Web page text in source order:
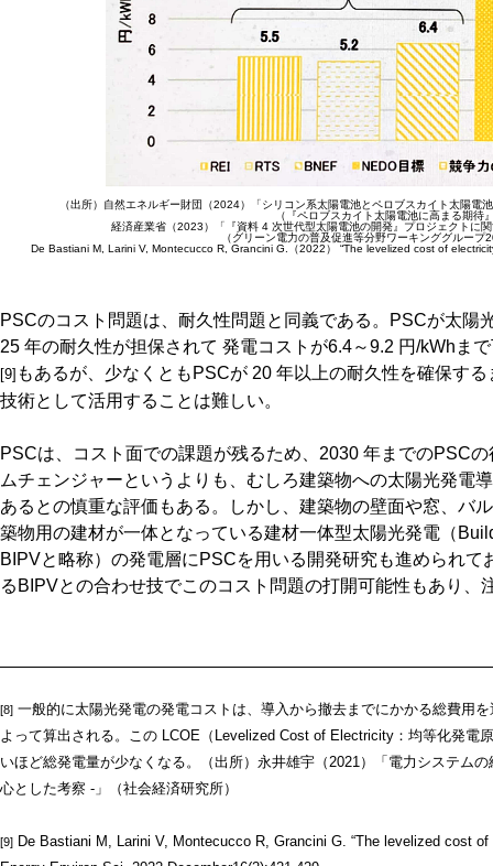
（出所）自然エネルギー財団（2024）「シリコン系太陽電池とペロブスカイト太陽
（『ペロブスカイト太陽電池に高まる期待
経済産業省（2023）「『資料 4 次世代型太陽電池の開発』プロジェクトに
（グリーン電力の普及促進等分野ワーキンググループ
De Bastiani M, Larini V, Montecucco R, Grancini G.（2022） “The levelized cost of
PSCのコスト問題は、耐久性問題と同義である。PSCが太陽
25 年の耐久性が担保されて 発電コストが6.4～9.2 円/kWhま
[9] もあるが、少なくともPSCが 20 年以上の耐久性を確保す
技術として活用することは難しい。
PSCは、コスト面での課題が残るため、2030 年までのPSC
ムチェンジャーというよりも、むしろ建築物への太陽光発電
あるとの慎重な評価もある。しかし、建築物の壁面や窓、バ
築物用の建材が一体となっている建材一体型太陽光発電（
BIPVと略称）の発電層にPSCを用いる開発研究も進められ
るBIPVとの合わせ技でこのコスト問題の打開可能性もあり、
[8] 一般的に太陽光発電の発電コストは、導入から撤去までにかかる総費用
よって算出される。この LCOE（Levelized Cost of Electricity：均等化発電
いほど総発電量が少なくなる。（出所）永井雄宇（2021）「電力システム
心とした考察 -」（社会経済研究所）
[9] De Bastiani M, Larini V, Montecucco R, Grancini G. “The levelized cost